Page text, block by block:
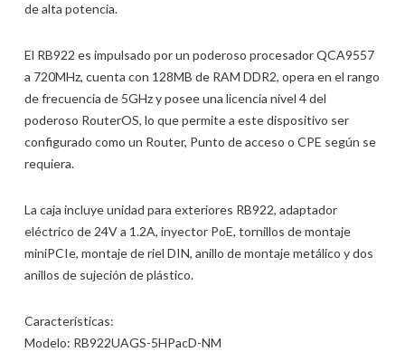
de alta potencia.
El RB922 es impulsado por un poderoso procesador QCA9557
a 720MHz, cuenta con 128MB de RAM DDR2, opera en el rango
de frecuencia de 5GHz y posee una licencia nivel 4 del
poderoso RouterOS, lo que permite a este dispositivo ser
configurado como un Router, Punto de acceso o CPE según se
requiera.
La caja incluye unidad para exteriores RB922, adaptador
eléctrico de 24V a 1.2A, inyector PoE, tornillos de montaje
miniPCIe, montaje de riel DIN, anillo de montaje metálico y dos
anillos de sujeción de plástico.
Características:
Modelo: RB922UAGS-5HPacD-NM